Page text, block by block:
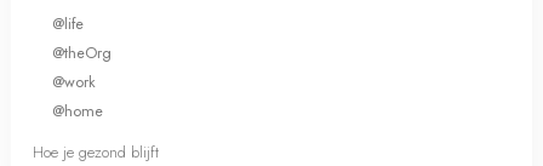
@life
@theOrg
@work
@home
Hoe je gezond blijft